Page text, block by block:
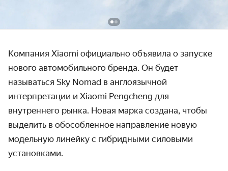
Компания Xiaomi официально объявила о запуске
нового автомобильного бренда. Он будет
называться Sky Nomad в англоязычной
интерпретации и Xiaomi Pengcheng для
внутреннего рынка. Новая марка создана, чтобы
выделить в обособленное направление новую
модельную линейку с гибридными силовыми
установками.